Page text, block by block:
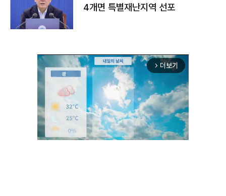
4개면 특별재난지역 선포
arrow_forward_ios 더보기